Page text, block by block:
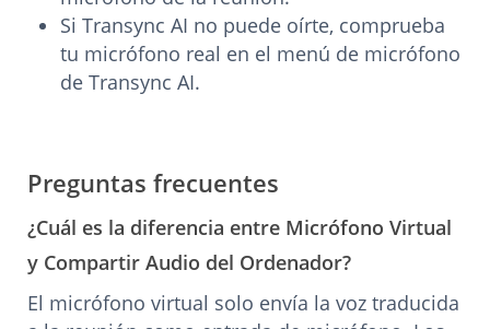
Si Transync AI no puede oírte, comprueba
tu micrófono real en el menú de micrófono
de Transync AI.
Preguntas frecuentes
¿Cuál es la diferencia entre Micrófono Virtual
y Compartir Audio del Ordenador?
El micrófono virtual solo envía la voz traducida